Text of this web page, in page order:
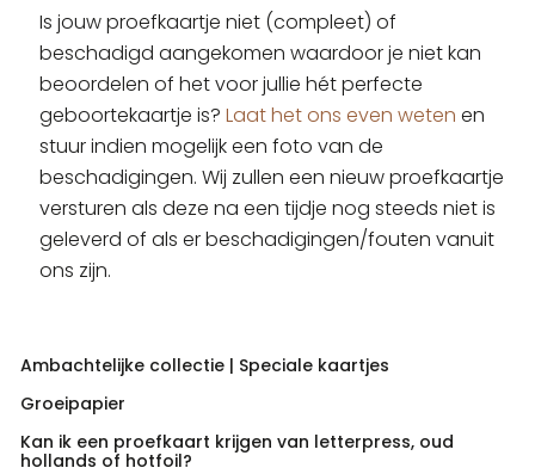
Is jouw proefkaartje niet (compleet) of
beschadigd aangekomen waardoor je niet kan
beoordelen of het voor jullie hét perfecte
geboortekaartje is? Laat het ons even weten en
stuur indien mogelijk een foto van de
beschadigingen. Wij zullen een nieuw proefkaartje
versturen als deze na een tijdje nog steeds niet is
geleverd of als er beschadigingen/fouten vanuit
ons zijn.
Ambachtelijke collectie | Speciale kaartjes
Groeipapier
Kan ik een proefkaart krijgen van letterpress, oud
hollands of hotfoil?